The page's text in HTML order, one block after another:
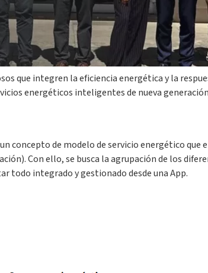
en el segundo encuentro que ha tenido
entre las diferentes empresas implicadas.
que integren la eficiencia energética y la
energéticos inteligentes de nueva
concepto de modelo de servicio energético que
Con ello, se busca la agrupación de los
todo integrado y gestionado desde una App.